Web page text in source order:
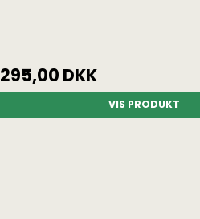
295,00 DKK
VIS PRODUKT